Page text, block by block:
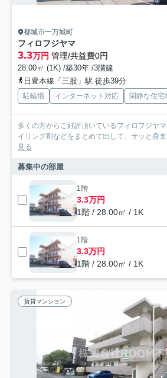
都城市一万城町
フィロフジヤマ
3.3万円 管理/共益費0円
28.00㎡ (1K) /築30年 /3階建
日豊本線「三股」駅 徒歩39分
駐輪場 インターネット対応 閑静な住宅
多くの方からご好評頂いているフィロフジヤ
イリング剤などをまとめて出して、サッと身支
見る
募集中の部屋
1階
3.3万円
1階 / 28.00㎡ / 1K
1階
3.3万円
1階 / 28.00㎡ / 1K
賃貸マンション